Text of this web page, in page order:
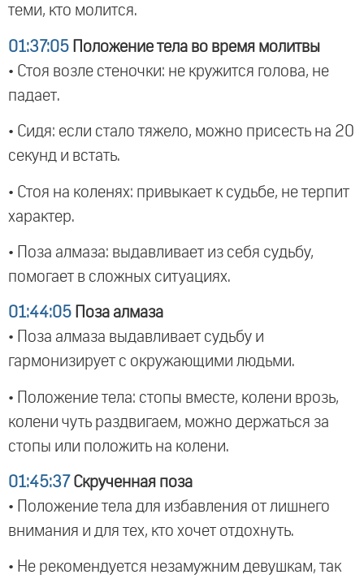
теми, кто молится.
01:37:05 Положение тела во время молитвы
• Стоя возле стеночки: не кружится голова, не
падает.
• Сидя: если стало тяжело, можно присесть на 20
секунд и встать.
• Стоя на коленях: привыкает к судьбе, не терпит
характер.
• Поза алмаза: выдавливает из себя судьбу,
помогает в сложных ситуациях.
01:44:05 Поза алмаза
• Поза алмаза выдавливает судьбу и
гармонизирует с окружающими людьми.
• Положение тела: стопы вместе, колени врозь,
колени чуть раздвигаем, можно держаться за
стопы или положить на колени.
01:45:37 Скрученная поза
• Положение тела для избавления от лишнего
внимания и для тех, кто хочет отдохнуть.
• Не рекомендуется незамужним девушкам, так